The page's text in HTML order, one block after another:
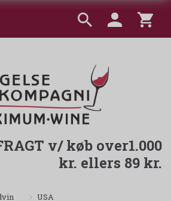
v/ køb over1.000
kr. ellers 89 kr.
USA